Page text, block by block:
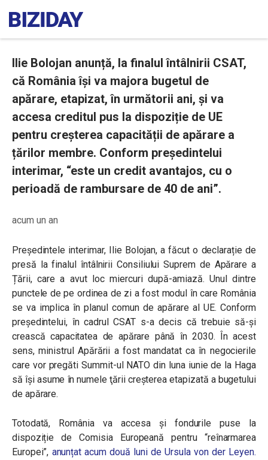
Ilie Bolojan anunță, la finalul întâlnirii CSAT,
că România își va majora bugetul de
apărare, etapizat, în următorii ani, și va
accesa creditul pus la dispoziție de UE
pentru creșterea capacității de apărare a
țărilor membre. Conform președintelui
interimar, “este un credit avantajos, cu o
perioadă de rambursare de 40 de ani”.
acum un an
Președintele interimar, Ilie Bolojan, a făcut o declarație de
presă la finalul întâlnirii Consiliului Suprem de Apărare a
Țării, care a avut loc miercuri după-amiază. Unul dintre
punctele de pe ordinea de zi a fost modul în care România
se va implica în planul comun de apărare al UE. Conform
președintelui, în cadrul CSAT s-a decis că trebuie să-și
crească capacitatea de apărare până în 2030. În acest
sens, ministrul Apărării a fost mandatat ca în negocierile
care vor pregăti Summit-ul NATO din luna iunie de la Haga
să îşi asume în numele ţării creşterea etapizată a bugetului
de apărare.
Totodată, România va accesa și fondurile puse la
dispoziție de Comisia Europeană pentru “reînarmarea
Europei”, anunțat acum două luni de Ursula von der Leyen.